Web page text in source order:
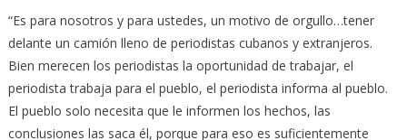
“Es para nosotros y para ustedes, un motivo de orgullo…tener
delante un camión lleno de periodistas cubanos y extranjeros.
Bien merecen los periodistas la oportunidad de trabajar, el
periodista trabaja para el pueblo, el periodista informa al pueblo.
El pueblo solo necesita que le informen los hechos, las
conclusiones las saca él, porque para eso es suficientemente